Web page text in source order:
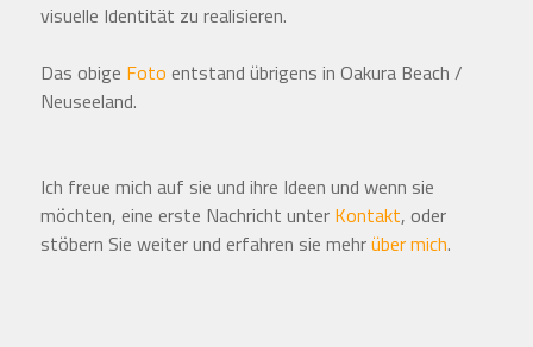
visuelle Identität zu realisieren.
Das obige Foto entstand übrigens in Oakura Beach /
Neuseeland.
Ich freue mich auf sie und ihre Ideen und wenn sie
möchten, eine erste Nachricht unter Kontakt, oder
stöbern Sie weiter und erfahren sie mehr über mich.